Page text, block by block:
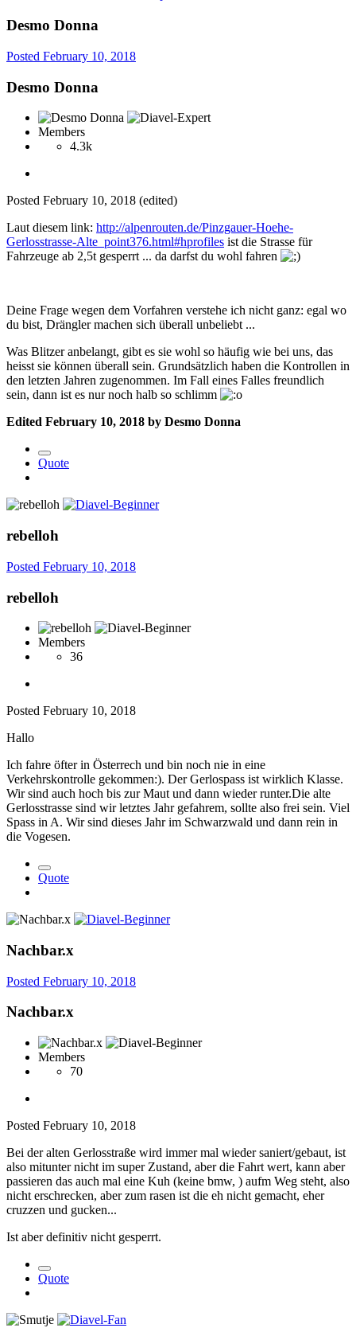
Desmo Donna
Posted February 10, 2018
Desmo Donna
Members
4.3k
Posted February 10, 2018 (edited)
Laut diesem link: http://alpenrouten.de/Pinzgauer-Hoehe-
Gerlosstrasse-Alte_point376.html#hprofiles ist die Strasse für
Fahrzeuge ab 2,5t gesperrt ... da darfst du wohl fahren
Deine Frage wegen dem Vorfahren verstehe ich nicht ganz: egal wo
du bist, Drängler machen sich überall unbeliebt ...
Was Blitzer anbelangt, gibt es sie wohl so häufig wie bei uns, das
heisst sie können überall sein. Grundsätzlich haben die Kontrollen in
den letzten Jahren zugenommen. Im Fall eines Falles freundlich
sein, dann ist es nur noch halb so schlimm
Edited February 10, 2018 by Desmo Donna
Quote
rebelloh
Posted February 10, 2018
rebelloh
Members
36
Posted February 10, 2018
Hallo
Ich fahre öfter in Österrech und bin noch nie in eine
Verkehrskontrolle gekommen:). Der Gerlospass ist wirklich Klasse.
Wir sind auch hoch bis zur Maut und dann wieder runter.Die alte
Gerlosstrasse sind wir letztes Jahr gefahrem, sollte also frei sein. Viel
Spass in A. Wir sind dieses Jahr im Schwarzwald und dann rein in
die Vogesen.
Quote
Nachbar.x
Posted February 10, 2018
Nachbar.x
Members
70
Posted February 10, 2018
Bei der alten Gerlosstraße wird immer mal wieder saniert/gebaut, ist
also mitunter nicht im super Zustand, aber die Fahrt wert, kann aber
passieren das auch mal eine Kuh (keine bmw, ) aufm Weg steht, also
nicht erschrecken, aber zum rasen ist die eh nicht gemacht, eher
cruzzen und gucken...
Ist aber definitiv nicht gesperrt.
Quote